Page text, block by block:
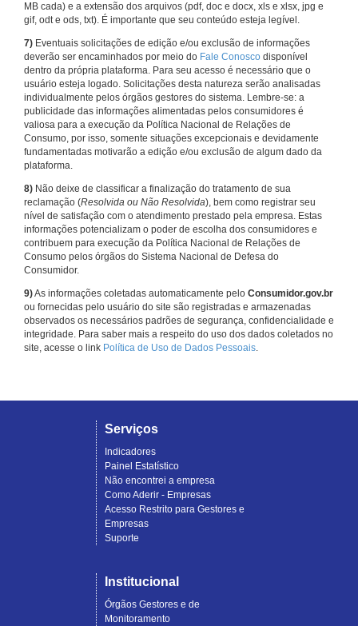
MB cada) e a extensão dos arquivos (pdf, doc e docx, xls e xlsx, jpg e
gif, odt e ods, txt). É importante que seu conteúdo esteja legível.
7) Eventuais solicitações de edição e/ou exclusão de informações
deverão ser encaminhados por meio do Fale Conosco disponível
dentro da própria plataforma. Para seu acesso é necessário que o
usuário esteja logado. Solicitações desta natureza serão analisadas
individualmente pelos órgãos gestores do sistema. Lembre-se: a
publicidade das informações alimentadas pelos consumidores é
valiosa para a execução da Política Nacional de Relações de
Consumo, por isso, somente situações excepcionais e devidamente
fundamentadas motivarão a edição e/ou exclusão de algum dado da
plataforma.
8) Não deixe de classificar a finalização do tratamento de sua
reclamação (Resolvida ou Não Resolvida), bem como registrar seu
nível de satisfação com o atendimento prestado pela empresa. Estas
informações potencializam o poder de escolha dos consumidores e
contribuem para execução da Política Nacional de Relações de
Consumo pelos órgãos do Sistema Nacional de Defesa do
Consumidor.
9)As informações coletadas automaticamente pelo Consumidor.gov.br
ou fornecidas pelo usuário do site são registradas e armazenadas
observados os necessários padrões de segurança, confidencialidade e
integridade. Para saber mais a respeito do uso dos dados coletados no
site, acesse o link Política de Uso de Dados Pessoais.
Serviços
Indicadores
Painel Estatístico
Não encontrei a empresa
Como Aderir - Empresas
Acesso Restrito para Gestores e
Empresas
Suporte
Institucional
Órgãos Gestores e de
Monitoramento